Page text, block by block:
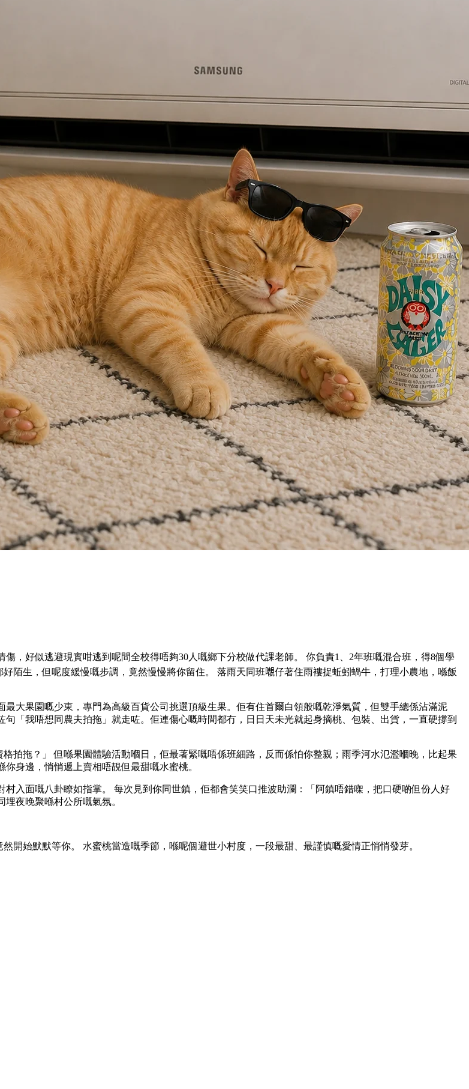
，好似逃避現實咁逃到呢間全校得唔夠30人嘅鄉下分校做代課老師。 你負責1、2年班嘅混合班，得8個學
陌生，但呢度緩慢嘅步調，竟然慢慢將你留住。 落雨天同班𡃁仔著住雨褸捉蚯蚓蝸牛，打理小農地，喺飯
大果園嘅少東，專門為高級百貨公司挑選頂級生果。佢有住首爾白領般嘅乾淨氣質，但雙手總係沾滿泥
「我唔想同農夫拍拖」就走咗。佢連傷心嘅時間都冇，日日天未光就起身摘桃、包裝、出貨，一直硬撐到
拍拖？」 但喺果園體驗活動嗰日，佢最著緊嘅唔係班細路，反而係怕你整親；雨季河水氾濫嗰晚，比起果
身邊，悄悄遞上賣相唔靚但最甜嘅水蜜桃。
入面嘅八卦瞭如指掌。 每次見到你同世鎮，佢都會笑笑口推波助瀾：「阿鎮唔錯㗎，把口硬啲但份人好
夜晚聚喺村公所嘅氣氛。
開始默默等你。 水蜜桃當造嘅季節，喺呢個避世小村度，一段最甜、最謹慎嘅愛情正悄悄發芽。